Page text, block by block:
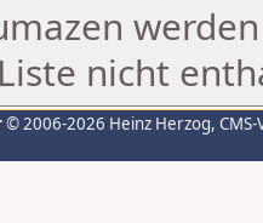
nicht
© 2006-2026 Heinz Herzog,